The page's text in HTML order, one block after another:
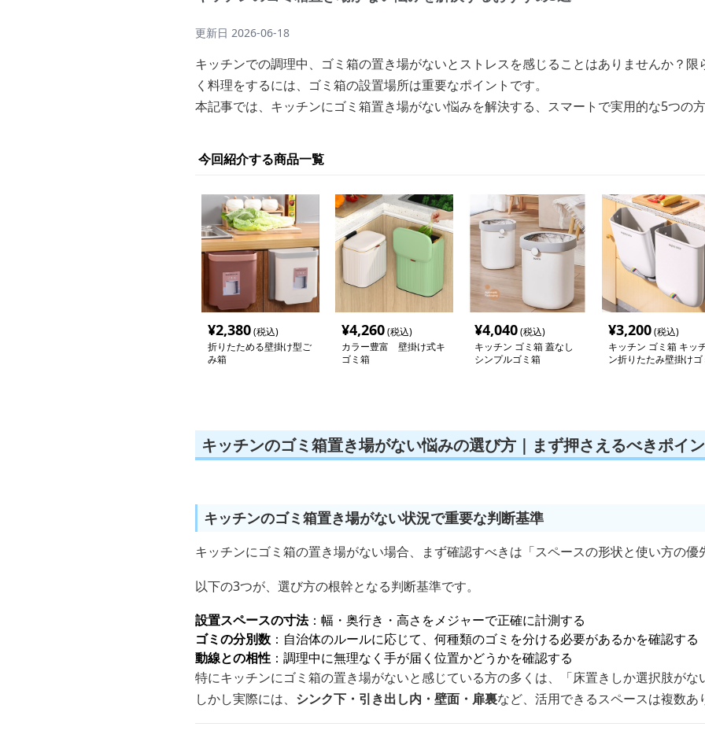
更新日 2026-06-18
キッチンでの調理中、ゴミ箱の置き場がないとストレスを感じることはありませんか？限
く料理をするには、ゴミ箱の設置場所は重要なポイントです。
本記事では、キッチンにゴミ箱置き場がない悩みを解決する、スマートで実用的な5つの方
今回紹介する商品一覧
¥2,380(税込)
折りたためる壁掛け型ご
み箱
¥4,260(税込)
カラー豊富 壁掛け式キ
ゴミ箱
¥4,040(税込)
キッチン ゴミ箱 蓋なし
シンプルゴミ箱
¥3,200(税込)
キッチン ゴミ箱 キッ
ン折りたたみ壁掛けゴ
キッチンのゴミ箱置き場がない悩みの選び方｜まず押さえるべきポイ
キッチンのゴミ箱置き場がない状況で重要な判断基準
キッチンにゴミ箱の置き場がない場合、まず確認すべきは「スペースの形状と使い方の優
以下の3つが、選び方の根幹となる判断基準です。
設置スペースの寸法：幅・奥行き・高さをメジャーで正確に計測する
ゴミの分別数 ：自治体のルールに応じて、何種類のゴミを分ける必要があるかを確認する
動線との相性 ：調理中に無理なく手が届く位置かどうかを確認する
特にキッチンにゴミ箱の置き場がないと感じている方の多くは、「床置きしか選択肢がな
しかし実際には、 シンク下・引き出し内・壁面・扉裏など、活用できるスペースは複数あ